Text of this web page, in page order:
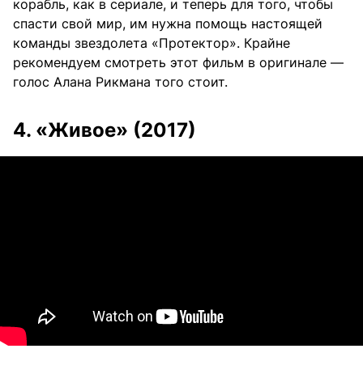
корабль, как в сериале, и теперь для того, чтобы
спасти свой мир, им нужна помощь настоящей
команды звездолета «Протектор». Крайне
рекомендуем смотреть этот фильм в оригинале —
голос Алана Рикмана того стоит.
4. «Живое» (2017)